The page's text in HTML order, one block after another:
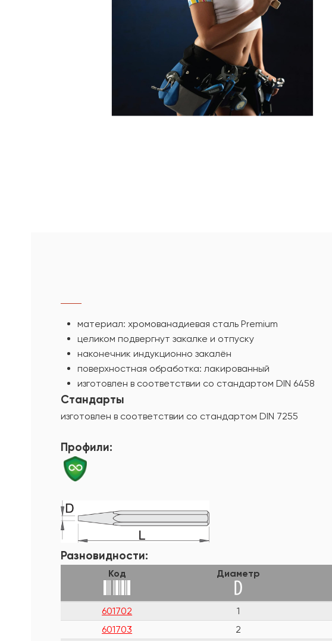
материал: хромованадиевая сталь Premium
целиком подвергнут закалке и отпуску
наконечник индукционно закалён
поверхностная обработка: лакированный
изготовлен в соответствии со стандартом DIN 6458
Стандарты
изготовлен в соответствии со стандартом DIN 7255
Профили:
Разновидности:
Код Диаметр
601702 1
601703
2